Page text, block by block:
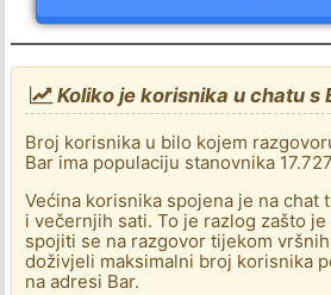
Koliko je korisnika u chatu s
Broj korisnika u bilo kojem
Bar ima populaciju stanovnika
Većina korisnika spojena je na chat
i večernjih sati. To je razlog zašto
spojiti se na razgovor tijekom
doživjeli maksimalni broj korisnika
na adresi Bar.